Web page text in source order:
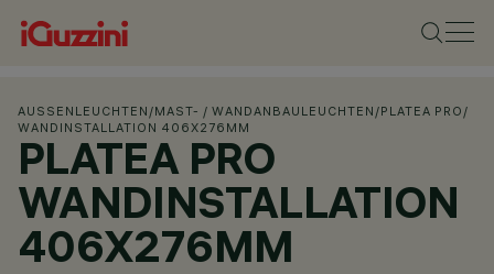
AUSSENLEUCHTEN /MAST- / WANDANBAULEUCHTEN /PLATEA PRO /
WANDINSTALLATION 406X276MM
PLATEA PRO
WANDINSTALLATION
406X276MM